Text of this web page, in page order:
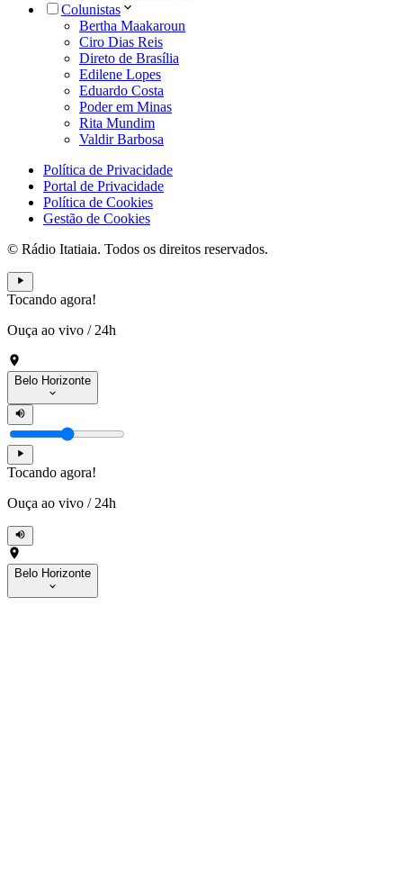
Colunistas
Bertha Maakaroun
Ciro Dias Reis
Direto de Brasília
Edilene Lopes
Eduardo Costa
Poder em Minas
Rita Mundim
Valdir Barbosa
Política de Privacidade
Portal de Privacidade
Política de Cookies
Gestão de Cookies
© Rádio Itatiaia. Todos os direitos reservados.
Tocando agora!
Ouça ao vivo / 24h
Belo Horizonte
Tocando agora!
Ouça ao vivo / 24h
Belo Horizonte